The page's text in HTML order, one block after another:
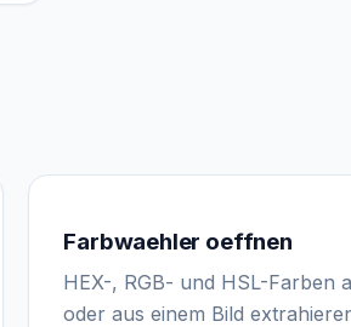
Farbwaehler oeffnen
HEX-, RGB- und HSL-Farben
oder aus einem Bild
IGY Assistent
Online — Fragen Sie mich